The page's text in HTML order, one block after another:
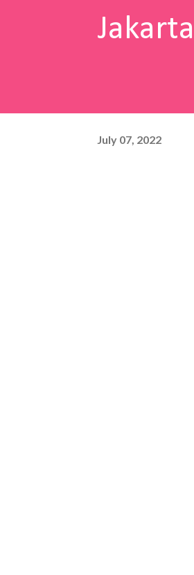
July 07, 2022